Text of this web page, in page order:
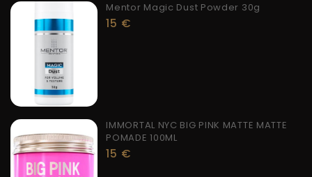
Mentor Magic Dust Powder 30g
15 €
IMMORTAL NYC BIG PINK MATTE MATTE
POMADE 100ML
15 €